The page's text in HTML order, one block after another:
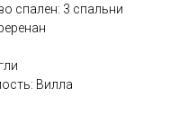
спален: 3 спальни
Вилла